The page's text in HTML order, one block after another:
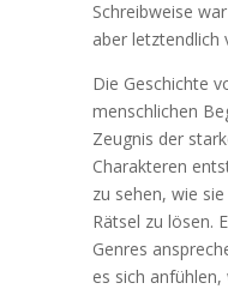
Schreibweise
aber letztendlich
Die Geschichte
menschlichen
Zeugnis der
Charakteren
zu sehen, wie
Rätsel zu lösen.
Genres
es sich